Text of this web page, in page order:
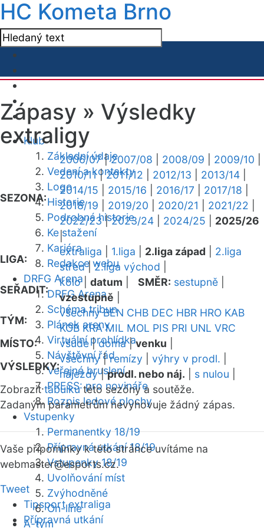
HC Kometa Brno
Klub
Základní údaje
Vedení a kontakty
Logo
Historie
Podrobná historie
Ke stažení
Kariéra
Redakce webu
DRFG Arena
DRFG Arena
Schéma tribun
Plánek areny
Virtuální prohlídka
Návštěvní řád
Veřejné bruslení
PRESS: pro novináře
Rozpis ledové plochy
Vstupenky
Permanentky 18/19
Přípravná utkání 18/19
Vstupenky 18/19
Uvolňování míst
Zvýhodněné
On-line
A-tým
Zápasy » Výsledky
extraligy
SEZONA:
2006/07|2007/08 2008/09 2009/10
2010/11|2011/12 2012/13 2013/14
2014/15
2015/16 2016/17 2017/18
2018/19
2019/20 2020/21 2021/22
2022/23|2023/24 2024/25
2025/26
|
LIGA:
extraliga 1.liga 2.liga západ
2.liga
střed|2.liga východ
SEŘADIT:
kolo| datum SMĚR: sestupně
vzestupně
TÝM:
všechny BEN CHB DEC HBR HRO KAB
KOB KRA MIL MOL PIS PRI UNL VRC
MÍSTO:
všude|doma|venku
VÝSLEDKY:
všechny|remízy výhry v prodl.
nájezdy|prodl. nebo náj. s nulou
Zobrazittabulkutéto sezóny a soutěže.
Zadaným parametrům nevyhovuje žádný zápas.
Vaše připomínky k této stránce uvítáme na
webmaster@esports.cz.
Tweet
Tipsport extraliga
Přípravná utkání